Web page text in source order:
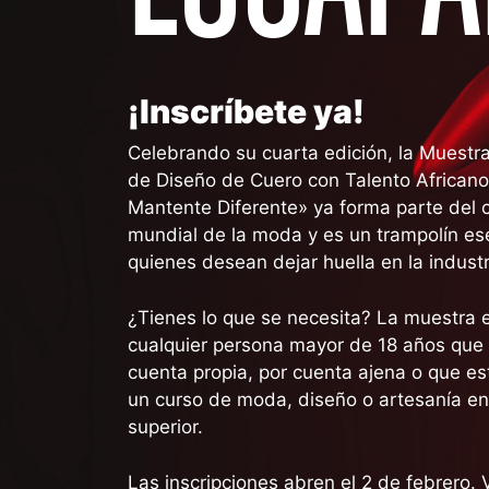
¡Inscríbete ya!
Celebrando su cuarta edición, la
de Diseño de Cuero con Talento
Mantente Diferente» ya forma parte del
mundial de la moda y es un trampolín
quienes desean dejar huella en la
¿Tienes lo que se necesita? La muestra
cualquier persona mayor de 18 años
cuenta propia, por cuenta ajena o que
un curso de moda, diseño o artesanía
superior.
Las inscripciones abren el 2 de febrero.